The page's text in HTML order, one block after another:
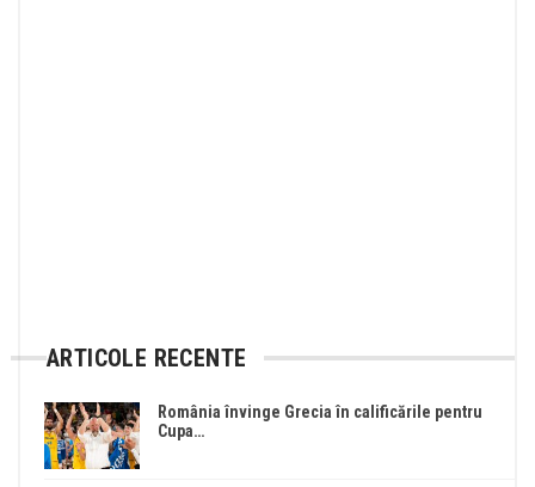
ARTICOLE RECENTE
România învinge Grecia în calificările pentru
Cupa…